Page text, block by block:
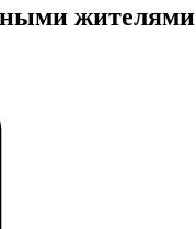
жителями